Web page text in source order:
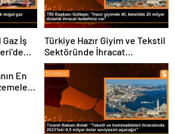
İş
Türkiye Hazır Giyim ve Tekstil
Sektöründe İhracat
Hedeflerini Açıkladı
En